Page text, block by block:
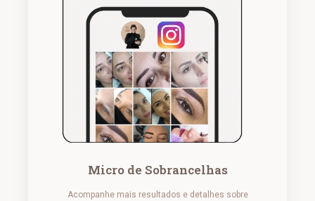
Micro de Sobrancelhas
Acompanhe mais resultados e detalhes sobre